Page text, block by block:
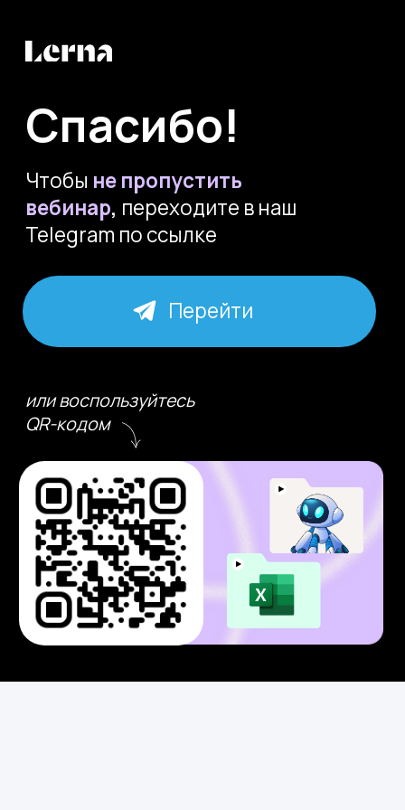
Чтобы не пропустить
вебинар,переходите в наш
Telegram по ссылке
или воспользуйтесь
QR-кодом
Перейти